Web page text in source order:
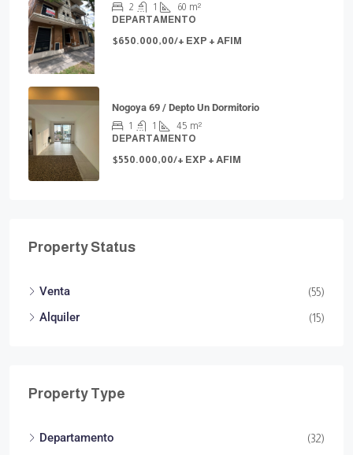
2 1 60 m²
DEPARTAMENTO
$650.000,00/+ EXP + AFIM
Nogoya 69 / Depto Un Dormitorio
1 1 45 m²
DEPARTAMENTO
$550.000,00/+ EXP + AFIM
Property Status
Venta (55)
Alquiler (15)
Property Type
Departamento (32)